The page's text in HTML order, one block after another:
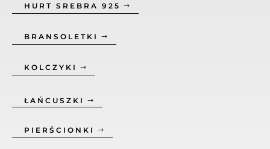
HURT SREBRA 925
BRANSOLETKI
KOLCZYKI
ŁAŃCUSZKI
PIERŚCIONKI